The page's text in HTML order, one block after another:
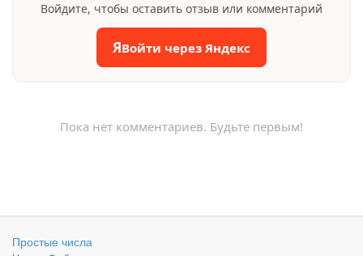
Войдите, чтобы оставить отзыв или комментарий
ЯВойти через Яндекс
Пока нет комментариев. Будьте первым!
Простые числа